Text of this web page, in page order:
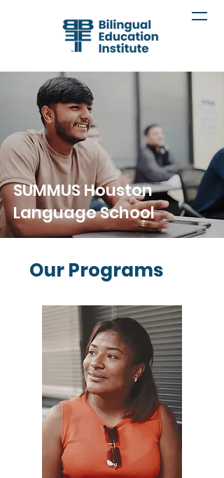
SUMMUS Houston
Language School
Our Programs